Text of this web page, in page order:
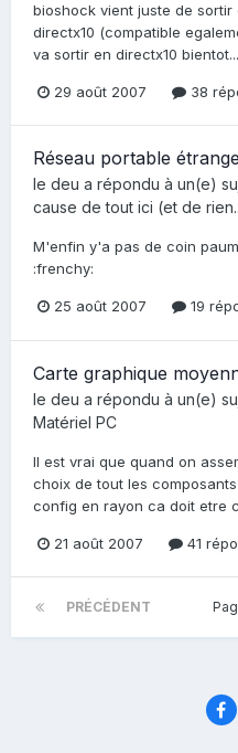
bioshock vient juste de
directx10 (compatible
va sortir en directx10
29 août 2007 38
Réseau portable
le deu a répondu à un(e)
cause de tout ici (et de
M'enfin y'a pas de coin
:frenchy:
25 août 2007 19
Carte graphique
le deu a répondu à un(e)
Matériel PC
Il est vrai que quand on
choix de tout les
config en rayon ca doit etre
21 août 2007 41
PRÉCÉDENT